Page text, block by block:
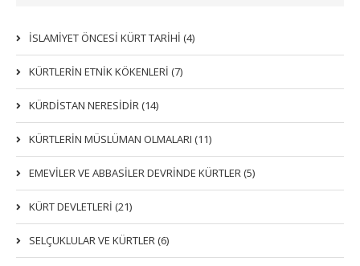
İSLAMİYET ÖNCESİ KÜRT TARİHİ (4)
KÜRTLERIN ETNIK KÖKENLERI (7)
KÜRDİSTAN NERESİDİR (14)
KÜRTLERİN MÜSLÜMAN OLMALARI (11)
EMEVİLER VE ABBASİLER DEVRİNDE KÜRTLER (5)
KÜRT DEVLETLERİ (21)
SELÇUKLULAR VE KÜRTLER (6)